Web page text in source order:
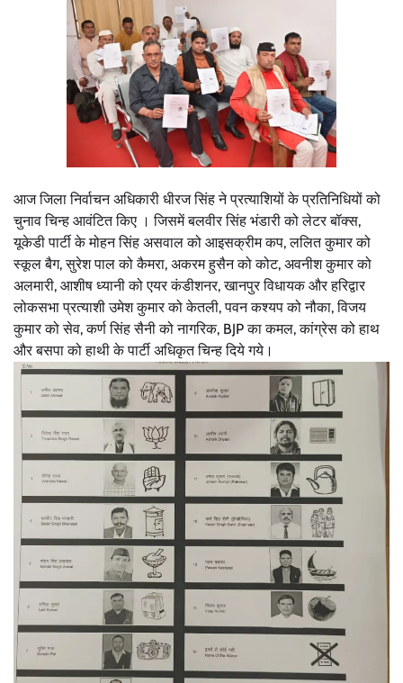
आज जिला निर्वाचन अधिकारी धीरज सिंह ने प्रत्याशियों के प्रतिनिधियों को
चुनाव चिन्ह आवंटित किए । जिसमें बलवीर सिंह भंडारी को लेटर बॉक्स,
यूकेडी पार्टी के मोहन सिंह असवाल को आइसक्रीम कप, ललित कुमार को
स्कूल बैग, सुरेश पाल को कैमरा, अकरम हुसैन को कोट, अवनीश कुमार को
अलमारी, आशीष ध्यानी को एयर कंडीशनर, खानपुर विधायक और हरिद्वार
लोकसभा प्रत्याशी उमेश कुमार को केतली, पवन कश्यप को नौका, विजय
कुमार को सेव, कर्ण सिंह सैनी को नागरिक, BJP का कमल, कांग्रेस को हाथ
और बसपा को हाथी के पार्टी अधिकृत चिन्ह दिये गये।